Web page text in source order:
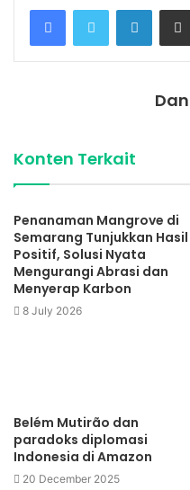
FacebookTwitter
Konten Terkait
Penanaman Mangrove di
Semarang Tunjukkan Hasil
Positif, Solusi Nyata
Mengurangi Abrasi dan
Menyerap Karbon
8 July 2026
Belém Mutirão dan
paradoks diplomasi
Indonesia di Amazon
20 December 2025